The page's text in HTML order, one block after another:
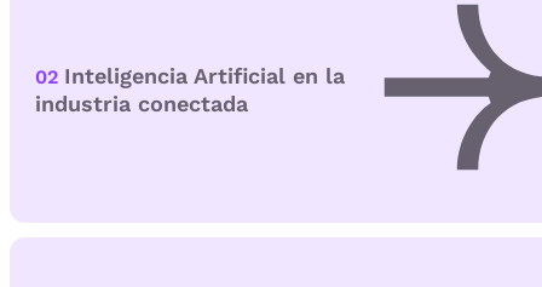
02 Inteligencia Artificial en la
industria conectada